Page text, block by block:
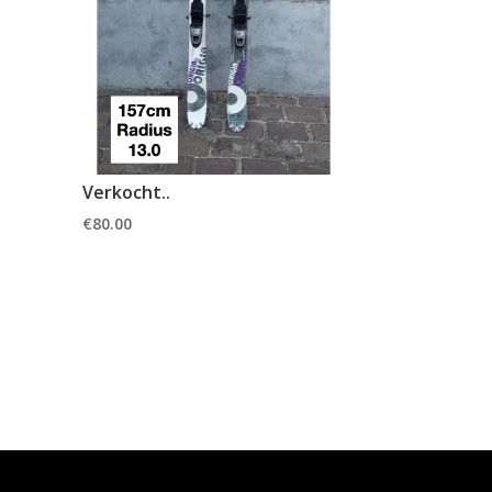
Verkocht..
€80.00